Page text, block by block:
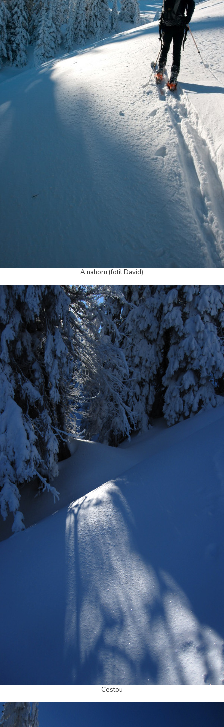
A nahoru (fotil David)
Cestou